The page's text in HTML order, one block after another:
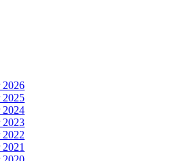
2026
2025
2024
2023
2022